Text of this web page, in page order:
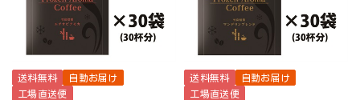
送料無料
自動お届け
工場直送便
送料無料
自動お届け
工場直送便